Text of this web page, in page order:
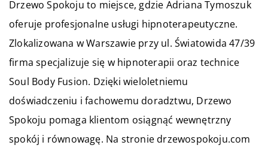
Drzewo Spokoju to miejsce, gdzie Adriana Tymoszuk
oferuje profesjonalne usługi hipnoterapeutyczne.
Zlokalizowana w Warszawie przy ul. Światowida 47/39
firma specjalizuje się w hipnoterapii oraz technice
Soul Body Fusion. Dzięki wieloletniemu
doświadczeniu i fachowemu doradztwu, Drzewo
Spokoju pomaga klientom osiągnąć wewnętrzny
spokój i równowagę. Na stronie drzewospokoju.com